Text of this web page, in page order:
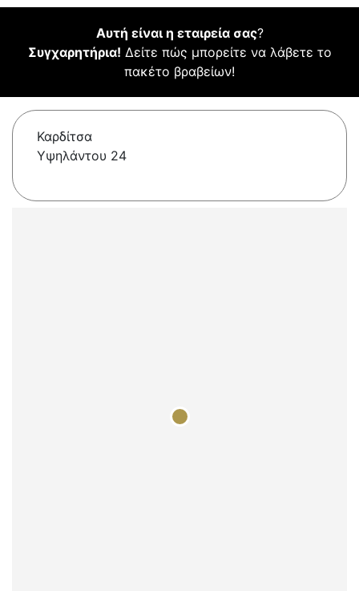
Αυτή είναι η εταιρεία σας?
Συγχαρητήρια! Δείτε πώς μπορείτε να λάβετε το
πακέτο βραβείων!
Καρδίτσα
Υψηλάντου 24